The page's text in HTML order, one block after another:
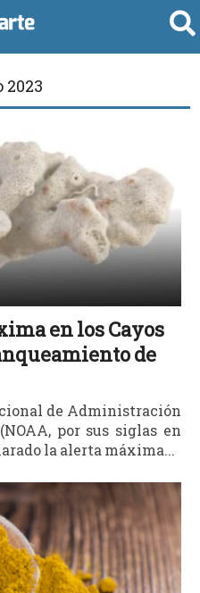
en los Cayos
de
de Administración
por sus siglas en
la alerta máxima...